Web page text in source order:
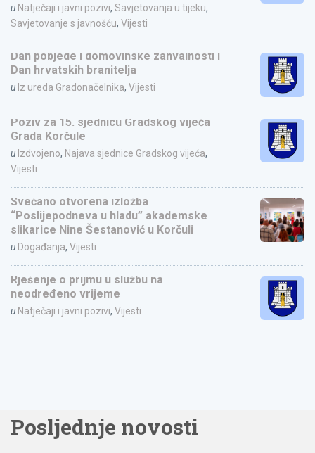
u Natječaji i javni pozivi, Savjetovanja u tijeku,
Savjetovanje s javnošću, Vijesti
Dan pobjede i domovinske zahvalnosti i
Dan hrvatskih branitelja
u Iz ureda Gradonačelnika, Vijesti
Poziv za 15. sjednicu Gradskog vijeća
Grada Korčule
u Izdvojeno, Najava sjednice Gradskog vijeća,
Vijesti
Svečano otvorena izložba
“Poslijepodneva u hladu” akademske
slikarice Nine Šestanović u Korčuli
u Događanja, Vijesti
Rješenje o prijmu u službu na
neodređeno vrijeme
u Natječaji i javni pozivi, Vijesti
Posljednje novosti